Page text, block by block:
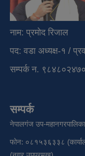
नाम: प्रमोद
पद: वडा
सम्पर्क न.
सम्पर्क
नेपालगंज उप-
फोन: ०८१५३६३३८